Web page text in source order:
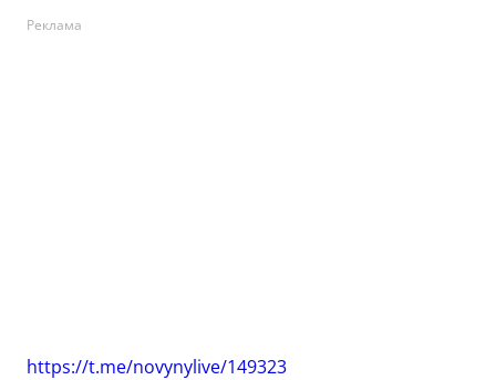
Реклама
https://t.me/novynylive/149323